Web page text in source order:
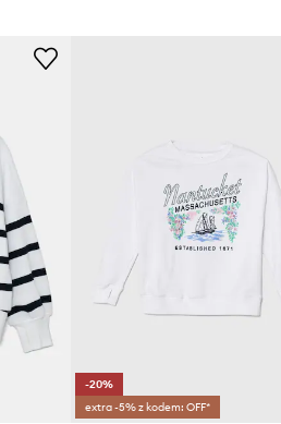
-20%
extra -5% z kodem: OFF*